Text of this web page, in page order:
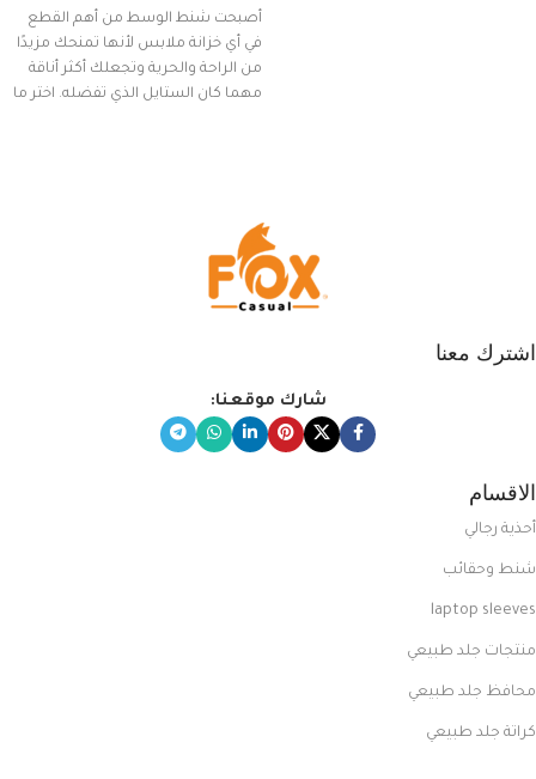
أصبحت شنط الوسط من أهم القطع
في أي خزانة ملابس لأنها تمنحك مزيدًا
من الراحة والحرية وتجعلك أكثر أناقة
مهما كان الستايل الذي تفضله. اختر ما
اشترك معنا
شارك موقعنا:
الاقسام
أحذية رجالي
شنط وحقائب
laptop sleeves
منتجات جلد طبيعي
محافظ جلد طبيعي
كراتة جلد طبيعي